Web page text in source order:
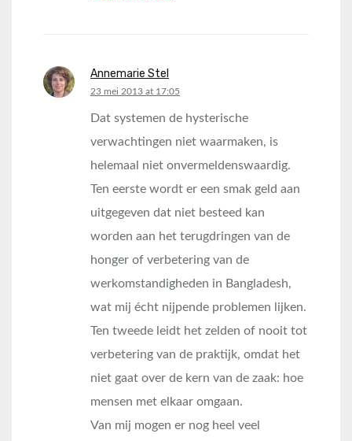
Annemarie Stel
says:
23 mei 2013 at 17:05
Dat systemen de hysterische
verwachtingen niet waarmaken, is
helemaal niet onvermeldenswaardig.
Ten eerste wordt er een smak geld aan
uitgegeven dat niet besteed kan
worden aan het terugdringen van de
honger of verbetering van de
werkomstandigheden in Bangladesh,
wat mij écht nijpende problemen lijken.
Ten tweede leidt het zelden of nooit tot
verbetering van de praktijk, omdat het
niet gaat over de kern van de zaak: hoe
mensen met elkaar omgaan.
Van mij mogen er nog heel veel